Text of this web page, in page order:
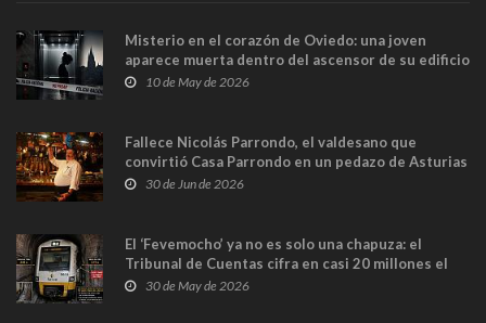
Misterio en el corazón de Oviedo: una joven
aparece muerta dentro del ascensor de su edificio
y las cámaras captan sus últimos minutos
10 de May de 2026
Fallece Nicolás Parrondo, el valdesano que
convirtió Casa Parrondo en un pedazo de Asturias
en Madrid
30 de Jun de 2026
El ‘Fevemocho’ ya no es solo una chapuza: el
Tribunal de Cuentas cifra en casi 20 millones el
sobrecoste de los trenes que no cabían por los
30 de May de 2026